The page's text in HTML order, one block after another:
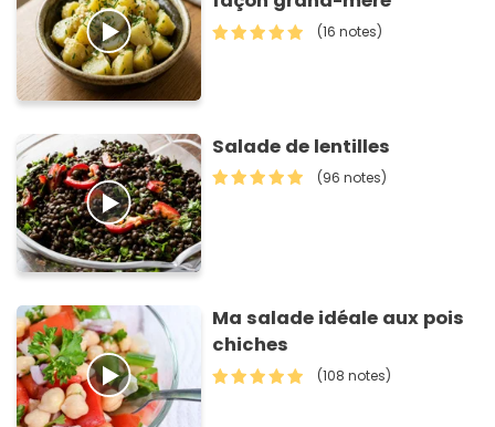
(16 notes)
Salade de lentilles
(96 notes)
Ma salade idéale aux pois
chiches
(108 notes)